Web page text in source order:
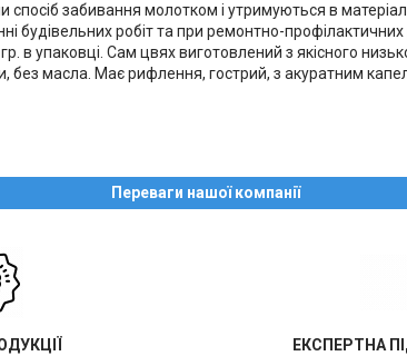
забивання молотком і утримуються в
будівельних робіт та при ремонтно-
в упаковці. Сам цвях виготовлений з якісного
без масла. Має рифлення, гострий, з акуратним
Переваги нашої компанії
ЕКСПЕРТНА